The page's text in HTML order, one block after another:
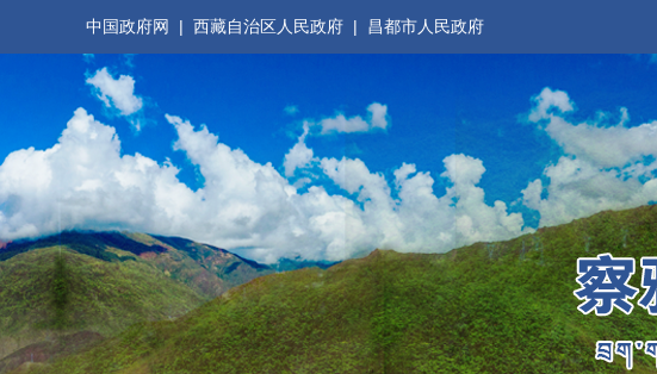
中国政府网 | 西藏自治区人民政府 | 昌都市人民政府